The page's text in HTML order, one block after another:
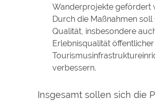
Wanderprojekte gefördert
Durch die Maßnahmen soll
Qualität, insbesondere
Erlebnisqualität öffentlicher
verbessern.
Insgesamt sollen sich die